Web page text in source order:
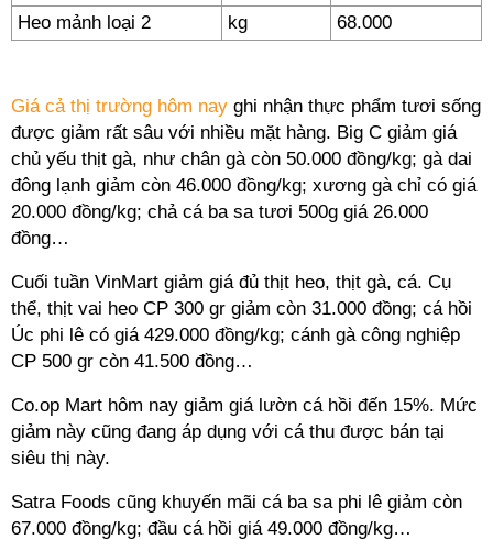
Heo mảnh loại 2
kg 68.000
Giá cả thị trường hôm nay ghi nhận thực phẩm tươi sống
được giảm rất sâu với nhiều mặt hàng. Big C giảm giá
chủ yếu thịt gà, như chân gà còn 50.000 đồng/kg; gà dai
đông lạnh giảm còn 46.000 đồng/kg; xương gà chỉ có giá
20.000 đồng/kg; chả cá ba sa tươi 500g giá 26.000
đồng…
Cuối tuần VinMart giảm giá đủ thịt heo, thịt gà, cá. Cụ
thể, thịt vai heo CP 300 gr giảm còn 31.000 đồng; cá hồi
Úc phi lê có giá 429.000 đồng/kg; cánh gà công nghiệp
CP 500 gr còn 41.500 đồng…
Co.op Mart hôm nay giảm giá lườn cá hồi đến 15%. Mức
giảm này cũng đang áp dụng với cá thu được bán tại
siêu thị này.
Satra Foods cũng khuyến mãi cá ba sa phi lê giảm còn
67.000 đồng/kg; đầu cá hồi giá 49.000 đồng/kg…